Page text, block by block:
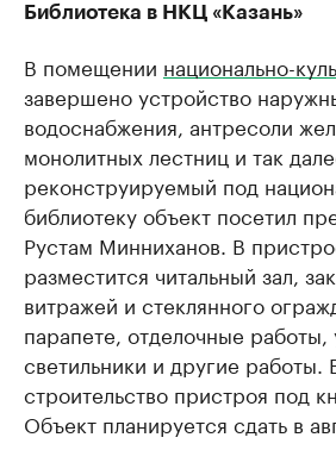
Библиотека в НКЦ «Казань»
В помещении национально-
завершено устройство
водоснабжения, антресоли
монолитных лестниц и так
реконструируемый под
библиотеку объект посетил
Рустам Минниханов. В
разместится читальный зал,
витражей и стеклянного
парапете, отделочные работы,
светильники и другие работы.
строительство пристроя под
Объект планируется сдать в